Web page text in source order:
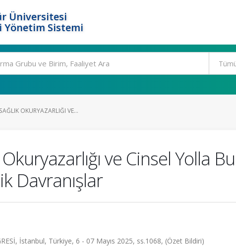
Üniversitesi
Yönetim Sistemi
OKURYAZARLIĞI VE...
ve Cinsel Yolla
Davranışlar
İstanbul, Türkiye, 6 - 07 Mayıs 2025, ss.1068, (Özet Bildiri)